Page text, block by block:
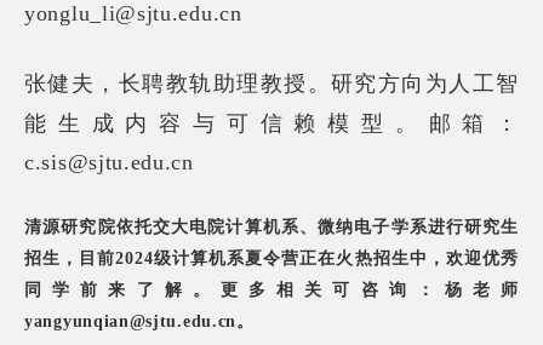
yonglu_li@sjtu.edu.cn
张健夫， 长聘教轨助理教授。研究方向为人工智
能生成内容与可信赖模型。 邮箱：
c.sis@sjtu.edu.cn
清源研究院依托交大电院计算机系、微纳电子学系进行研究生
招生，目前2024级计算机系夏令营正在火热招生中，欢迎优秀
同学前来了解。更多相关可咨询：杨老师
yangyunqian@sjtu.edu.cn。